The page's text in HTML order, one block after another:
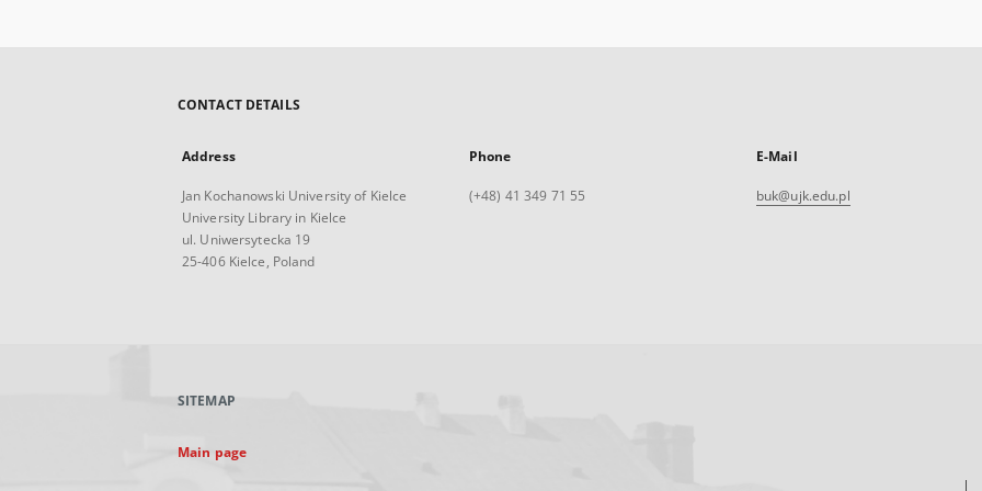
CONTACT DETAILS
Address
Jan Kochanowski University of Kielce
University Library in Kielce
ul. Uniwersytecka 19
25-406 Kielce, Poland
Phone
(+48) 41 349 71 55
E-Mail
buk@ujk.edu.pl
SITEMAP
Main page